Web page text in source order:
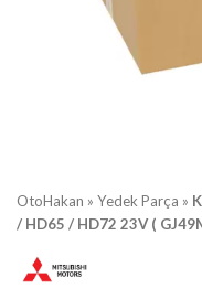
OtoHakan » Yedek Parça »
/ HD65 / HD72 23V (